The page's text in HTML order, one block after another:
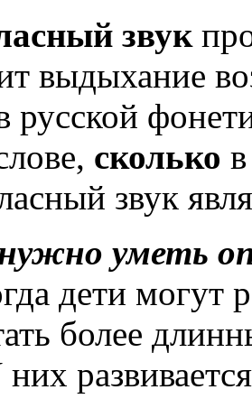
звук
выдыхание
русской
сколько
звук
уметь
дети могут
более